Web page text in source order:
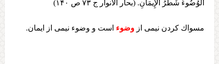
الْوُضُوءُ شَطْرُ الْإِيمَانِ. (بحار الانوار ج ۷۳ ص ۱۴۰)
مسواك كردن نيمی از وضوء است و وضوء نيمی از ايمان.